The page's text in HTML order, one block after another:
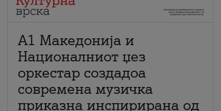
А1 Македонија и
Националниот џез
оркестар создадоа
современа музичка
приказна инспирирана од